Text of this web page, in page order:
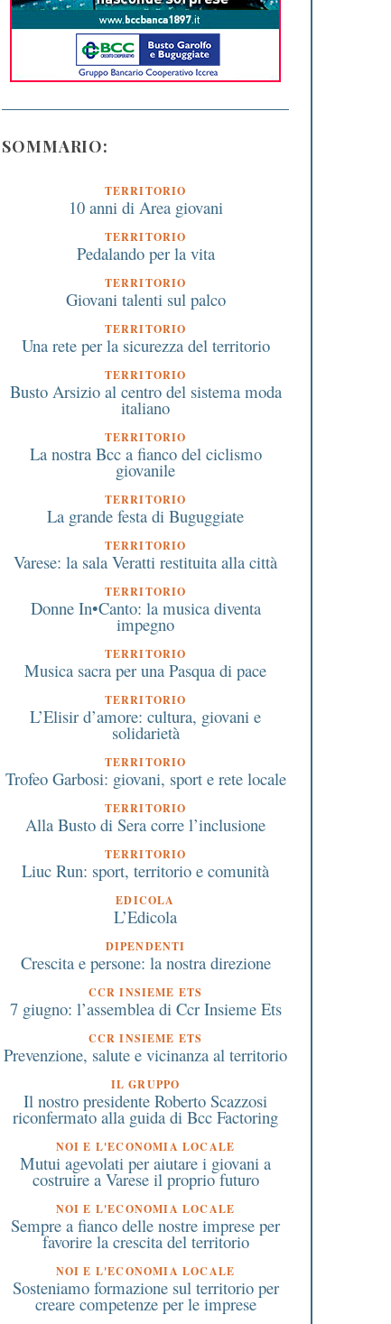
SOMMARIO:
TERRITORIO
10 anni di Area giovani
TERRITORIO
Pedalando per la vita
TERRITORIO
Giovani talenti sul palco
TERRITORIO
Una rete per la sicurezza del territorio
TERRITORIO
Busto Arsizio al centro del sistema moda
italiano
TERRITORIO
La nostra Bcc a fianco del ciclismo
giovanile
TERRITORIO
La grande festa di Buguggiate
TERRITORIO
Varese: la sala Veratti restituita alla città
TERRITORIO
Donne In•Canto: la musica diventa
impegno
TERRITORIO
Musica sacra per una Pasqua di pace
TERRITORIO
L’Elisir d’amore: cultura, giovani e
solidarietà
TERRITORIO
Trofeo Garbosi: giovani, sport e rete locale
TERRITORIO
Alla Busto di Sera corre l’inclusione
TERRITORIO
Liuc Run: sport, territorio e comunità
EDICOLA
L’Edicola
DIPENDENTI
Crescita e persone: la nostra direzione
CCR INSIEME ETS
7 giugno: l’assemblea di Ccr Insieme Ets
CCR INSIEME ETS
Prevenzione, salute e vicinanza al territorio
IL GRUPPO
Il nostro presidente Roberto Scazzosi
riconfermato alla guida di Bcc Factoring
NOI E L'ECONOMIA LOCALE
Mutui agevolati per aiutare i giovani a
costruire a Varese il proprio futuro
NOI E L'ECONOMIA LOCALE
Sempre a fianco delle nostre imprese per
favorire la crescita del territorio
NOI E L'ECONOMIA LOCALE
Sosteniamo formazione sul territorio per
creare competenze per le imprese